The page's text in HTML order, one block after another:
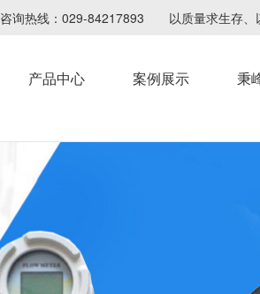
咨询热线：029-84217893 以质量求生存、
产品中心 案例展示 秉